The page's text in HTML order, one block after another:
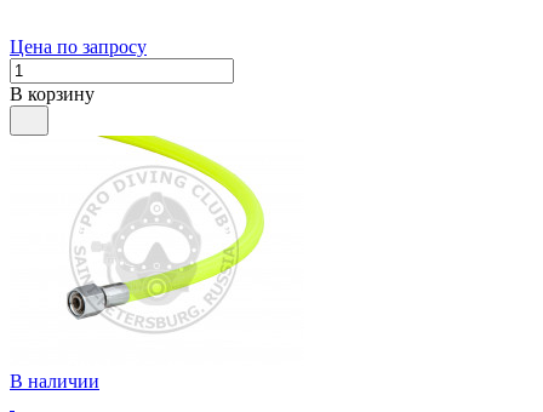
Цена по запросу
В корзину
В наличии